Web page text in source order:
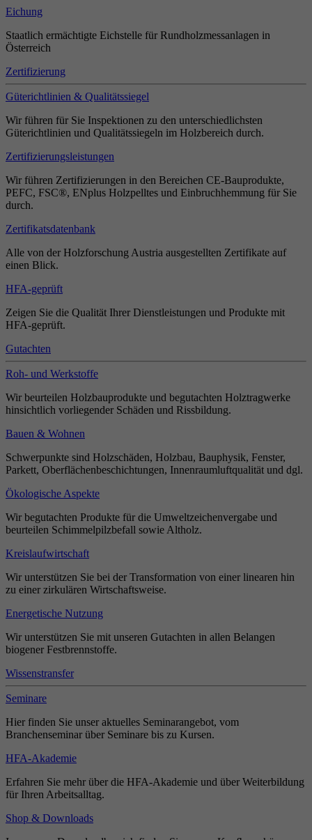
Eichung
Staatlich ermächtigte Eichstelle für Rundholzmessanlagen in
Österreich
Zertifizierung
Güterichtlinien & Qualitätssiegel
Wir führen für Sie Inspektionen zu den unterschiedlichsten
Güterichtlinien und Qualitätssiegeln im Holzbereich durch.
Zertifizierungsleistungen
Wir führen Zertifizierungen in den Bereichen CE-Bauprodukte,
PEFC, FSC®, ENplus Holzpelltes und Einbruchhemmung für Sie
durch.
Zertifikatsdatenbank
Alle von der Holzforschung Austria ausgestellten Zertifikate auf
einen Blick.
HFA-geprüft
Zeigen Sie die Qualität Ihrer Dienstleistungen und Produkte mit
HFA-geprüft.
Gutachten
Roh- und Werkstoffe
Wir beurteilen Holzbauprodukte und begutachten Holztragwerke
hinsichtlich vorliegender Schäden und Rissbildung.
Bauen & Wohnen
Schwerpunkte sind Holzschäden, Holzbau, Bauphysik, Fenster,
Parkett, Oberflächenbeschichtungen, Innenraumluftqualität und dgl.
Ökologische Aspekte
Wir begutachten Produkte für die Umweltzeichenvergabe und
beurteilen Schimmelpilzbefall sowie Altholz.
Kreislaufwirtschaft
Wir unterstützen Sie bei der Transformation von einer linearen hin
zu einer zirkulären Wirtschaftsweise.
Energetische Nutzung
Wir unterstützen Sie mit unseren Gutachten in allen Belangen
biogener Festbrennstoffe.
Wissenstransfer
Seminare
Hier finden Sie unser aktuelles Seminarangebot, vom
Branchenseminar über Seminare bis zu Kursen.
HFA-Akademie
Erfahren Sie mehr über die HFA-Akademie und über Weiterbildung
für Ihren Arbeitsalltag.
Shop & Downloads